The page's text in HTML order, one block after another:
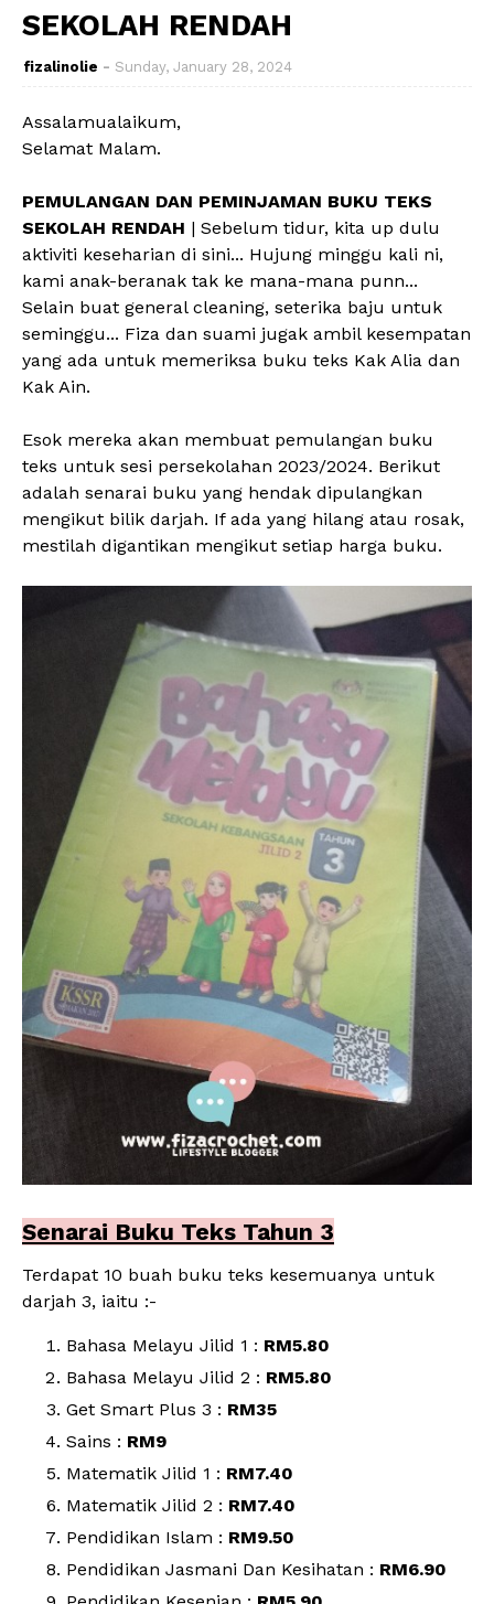
SEKOLAH RENDAH
fizalinolie Sunday, January 28, 2024
Assalamualaikum,
Selamat Malam.
PEMULANGAN DAN PEMINJAMAN BUKU TEKS
SEKOLAH RENDAH | Sebelum tidur, kita up dulu
aktiviti keseharian di sini... Hujung minggu kali ni,
kami anak-beranak tak ke mana-mana punn...
Selain buat general cleaning, seterika baju untuk
seminggu... Fiza dan suami jugak ambil kesempatan
yang ada untuk memeriksa buku teks Kak Alia dan
Kak Ain.
Esok mereka akan membuat pemulangan buku
teks untuk sesi persekolahan 2023/2024. Berikut
adalah senarai buku yang hendak dipulangkan
mengikut bilik darjah. If ada yang hilang atau rosak,
mestilah digantikan mengikut setiap harga buku.
Senarai Buku Teks Tahun 3
Terdapat 10 buah buku teks kesemuanya untuk
darjah 3, iaitu :-
Bahasa Melayu Jilid 1 : RM5.80
Bahasa Melayu Jilid 2 : RM5.80
Get Smart Plus 3 : RM35
Sains : RM9
Matematik Jilid 1 : RM7.40
Matematik Jilid 2 : RM7.40
Pendidikan Islam : RM9.50
Pendidikan Jasmani Dan Kesihatan : RM6.90